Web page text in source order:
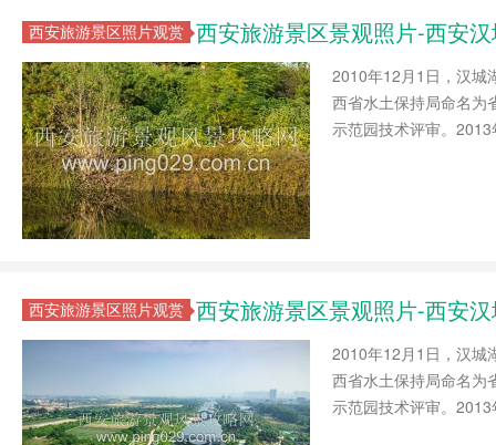
西安旅游景区照片观赏 西安旅游景区景观照片-西安
2010年12月1日，汉城
西省水土保持局命名为
示范园技术评审。
西安旅游景区照片观赏 西安旅游景区景观照片-西安
2010年12月1日，汉城
西省水土保持局命名为
示范园技术评审。